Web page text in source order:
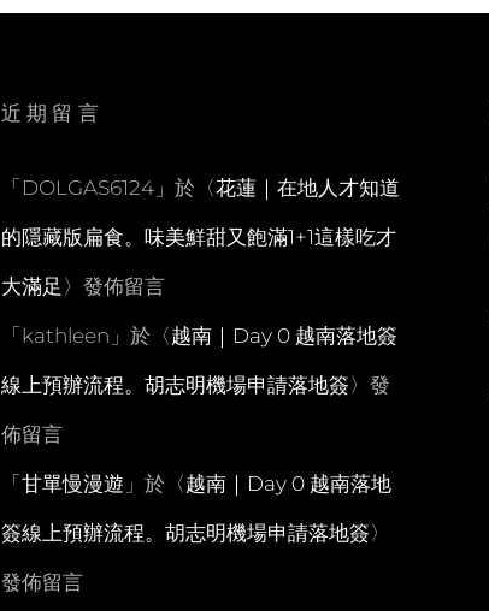
近期留言
「 DOLGAS6124」於〈花蓮｜在地人才知道
的隱藏版扁食。味美鮮甜又飽滿1+1這樣吃才
大滿足 〉發佈留言
「 kathleen 」於〈越南｜Day 0 越南落地簽
線上預辦流程。胡志明機場申請落地簽〉發
佈留言
「 甘單慢漫遊 」於〈越南｜Day 0 越南落地
簽線上預辦流程。胡志明機場申請落地簽〉
發佈留言